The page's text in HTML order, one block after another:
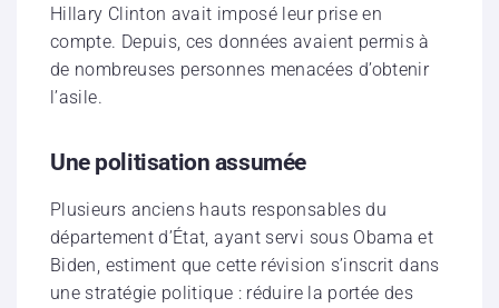
Hillary Clinton avait imposé leur prise en
compte. Depuis, ces données avaient permis à
de nombreuses personnes menacées d’obtenir
l’asile.
Une politisation assumée
Plusieurs anciens hauts responsables du
département d’État, ayant servi sous Obama et
Biden, estiment que cette révision s’inscrit dans
une stratégie politique : réduire la portée des